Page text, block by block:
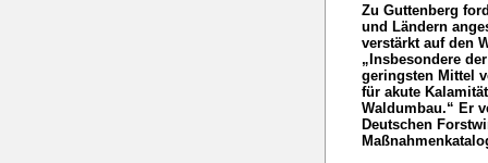
Zu Guttenberg
und Ländern
verstärkt auf den
„Insbesondere
geringsten Mittel
für akute
Waldumbau.“ Er
Deutschen